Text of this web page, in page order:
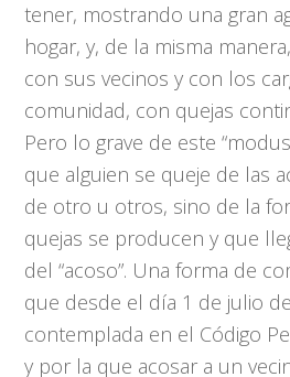
tener, mostrando una gran
hogar, y, de la misma
con sus vecinos y con los
comunidad, con quejas
Pero lo grave de este
que alguien se queje de las
de otro u otros, sino de la
quejas se producen y que
del “acoso”. Una forma de
que desde el día 1 de julio
contemplada en el Código
y por la que acosar a un